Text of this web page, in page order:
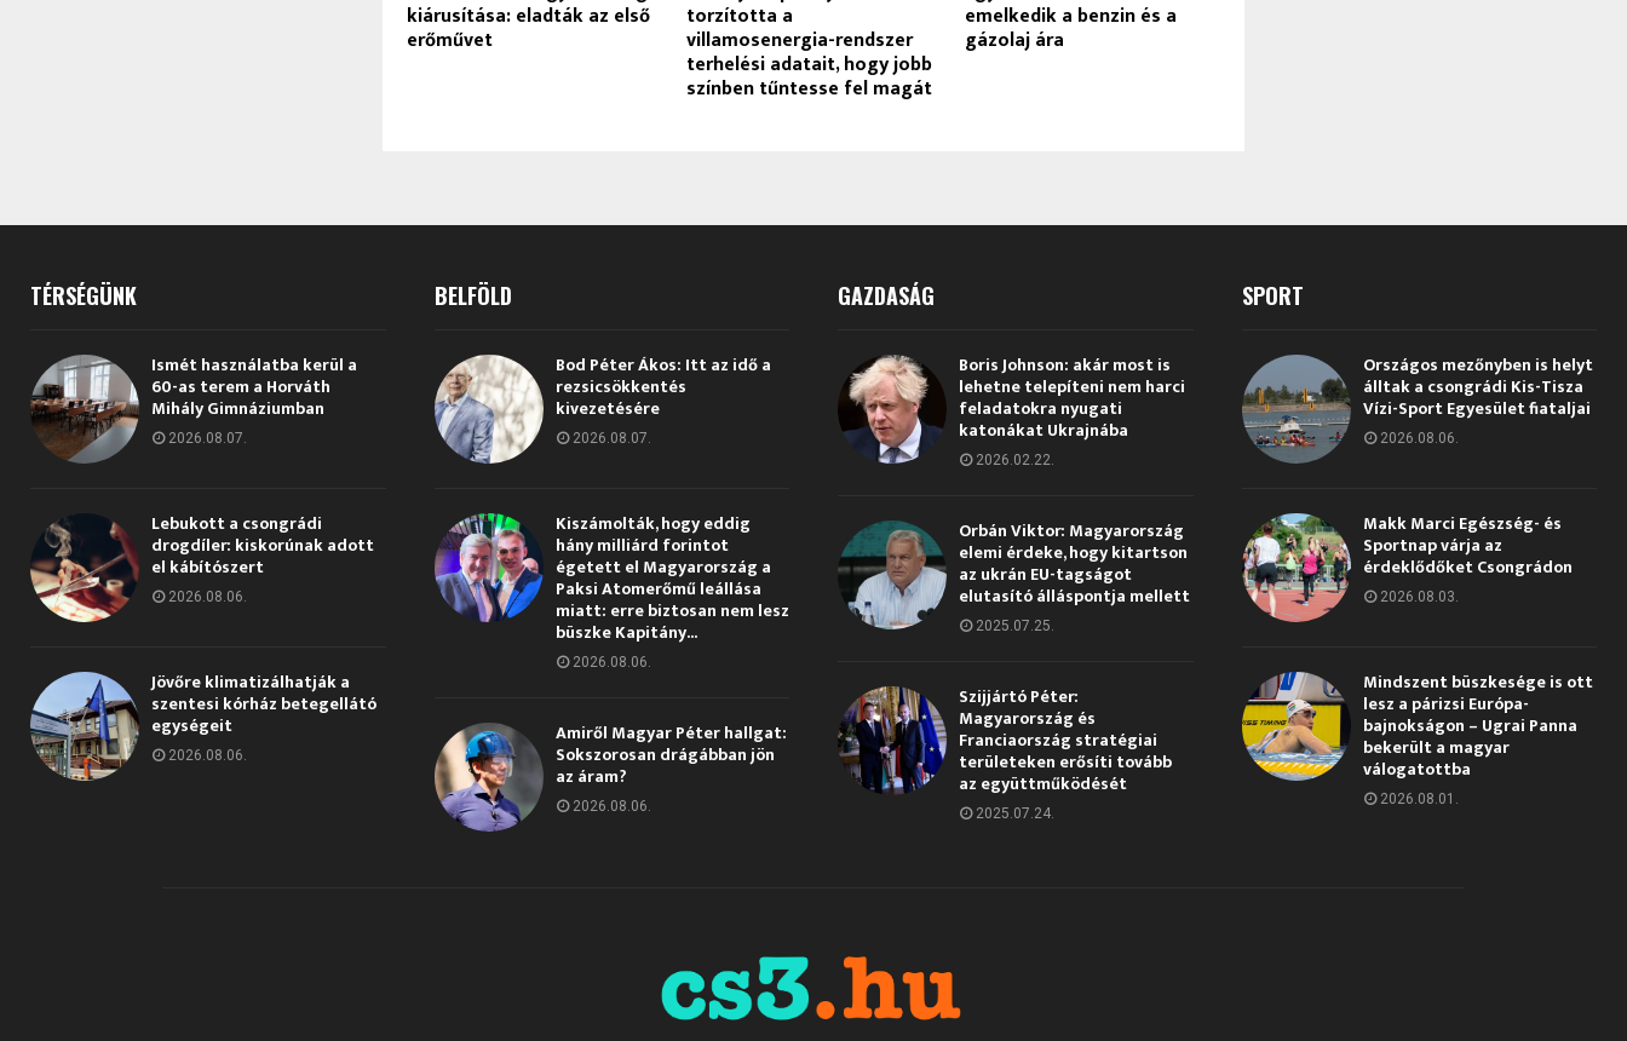
kiárusítása: eladták az első
erőművet
torzította a
villamosenergia-rendszer
terhelési adatait, hogy jobb
színben tűntesse fel magát
emelkedik a benzin és a
gázolaj ára
TÉRSÉGÜNK
Ismét használatba kerül a
60-as terem a Horváth
Mihály Gimnáziumban
2026.08.07.
Lebukott a csongrádi
drogdíler: kiskorúnak adott
el kábítószert
2026.08.06.
Jövőre klimatizálhatják a
szentesi kórház betegellátó
egységeit
2026.08.06.
BELFÖLD
Bod Péter Ákos: Itt az idő a
rezsicsökkentés
kivezetésére
2026.08.07.
Kiszámolták, hogy eddig
hány milliárd forintot
égetett el Magyarország a
Paksi Atomerőmű leállása
miatt: erre biztosan nem lesz
büszke Kapitány...
2026.08.06.
Amiről Magyar Péter hallgat:
Sokszorosan drágábban jön
az áram?
2026.08.06.
GAZDASÁG
Boris Johnson: akár most is
lehetne telepíteni nem harci
feladatokra nyugati
katonákat Ukrajnába
2026.02.22.
Orbán Viktor: Magyarország
elemi érdeke, hogy kitartson
az ukrán EU-tagságot
elutasító álláspontja mellett
2025.07.25.
Szijjártó Péter:
Magyarország és
Franciaország stratégiai
területeken erősíti tovább
az együttműködését
2025.07.24.
SPORT
Országos mezőnyben is helyt
álltak a csongrádi Kis-Tisza
Vízi-Sport Egyesület fiataljai
2026.08.06.
Makk Marci Egészség- és
Sportnap várja az
érdeklődőket Csongrádon
2026.08.03.
Mindszent büszkesége is ott
lesz a párizsi Európa-
bajnokságon – Ugrai Panna
bekerült a magyar
válogatottba
2026.08.01.